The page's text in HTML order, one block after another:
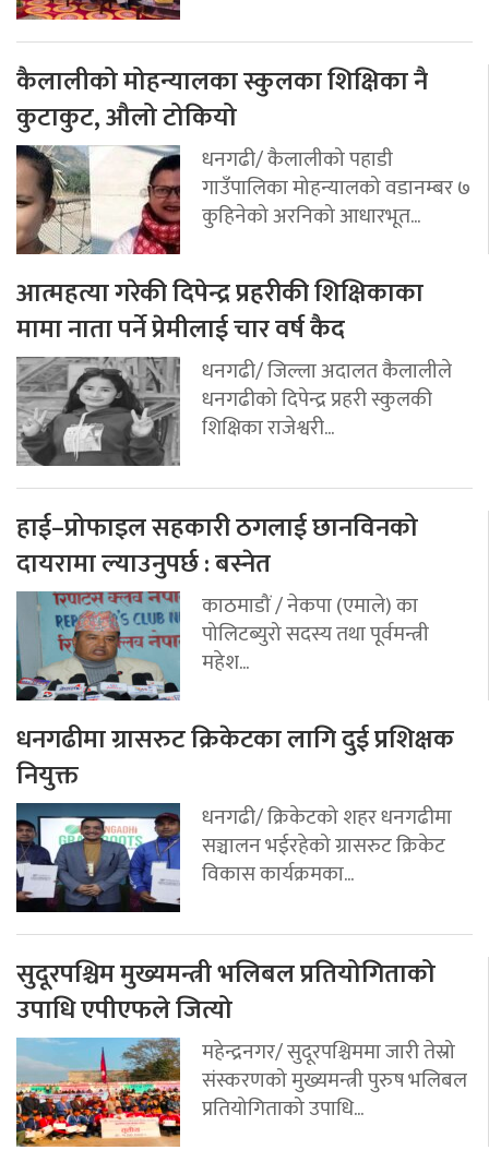
कैलालीको मोहन्यालका स्कुलका शिक्षिका नै
कुटाकुट, औलो टोकियो
धनगढी/ कैलालीको पहाडी
गाउँपालिका मोहन्यालको वडानम्बर ७
कुहिनेको अरनिको आधारभूत...
आत्महत्या गरेकी दिपेन्द्र प्रहरीकी शिक्षिकाका
मामा नाता पर्ने प्रेमीलाई चार वर्ष कैद
धनगढी/ जिल्ला अदालत कैलालीले
धनगढीको दिपेन्द्र प्रहरी स्कुलकी
शिक्षिका राजेश्वरी...
हाई–प्रोफाइल सहकारी ठगलाई छानविनको
दायरामा ल्याउनुपर्छ : बस्नेत
काठमाडौं / नेकपा (एमाले) का
पोलिटब्युरो सदस्य तथा पूर्वमन्त्री
महेश...
धनगढीमा ग्रासरुट क्रिकेटका लागि दुई प्रशिक्षक
नियुक्त
धनगढी/ क्रिकेटको शहर धनगढीमा
सञ्चालन भईरहेको ग्रासरुट क्रिकेट
विकास कार्यक्रमका...
सुदूरपश्चिम मुख्यमन्त्री भलिबल प्रतियोगिताको
उपाधि एपीएफले जित्यो
महेन्द्रनगर/ सुदूरपश्चिममा जारी तेस्रो
संस्करणको मुख्यमन्त्री पुरुष भलिबल
प्रतियोगिताको उपाधि...